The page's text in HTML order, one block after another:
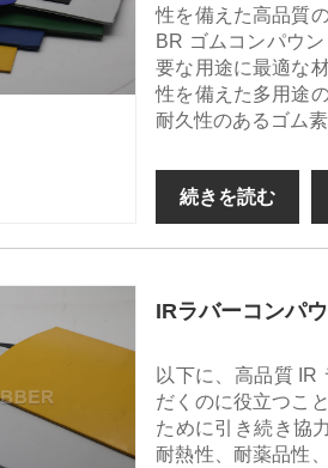
性を備えた高品質
BR ゴムコンパウ
要な用途に最適な
性を備えた多用途
耐久性のあるゴム
続きを読む
IRラバーコンパ
以下に、高品質 IR
だくのに役立つこ
ために引き続き協
耐熱性、耐薬品性